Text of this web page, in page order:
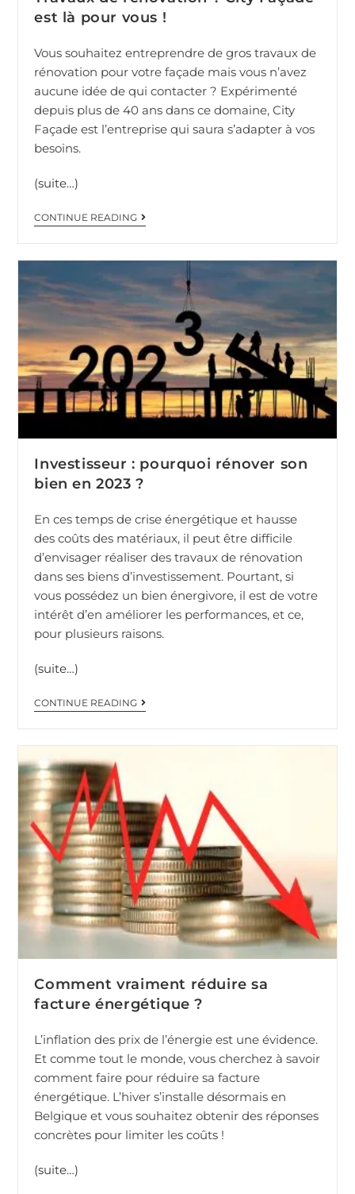
est là pour vous !
Vous souhaitez entreprendre de gros travaux de
rénovation pour votre façade mais vous n’avez
aucune idée de qui contacter ? Expérimenté
depuis plus de 40 ans dans ce domaine, City
Façade est l’entreprise qui saura s’adapter à vos
besoins.
(suite…)
CONTINUE READING
Investisseur : pourquoi rénover son
bien en 2023 ?
En ces temps de crise énergétique et hausse
des coûts des matériaux, il peut être difficile
d’envisager réaliser des travaux de rénovation
dans ses biens d’investissement. Pourtant, si
vous possédez un bien énergivore, il est de votre
intérêt d’en améliorer les performances, et ce,
pour plusieurs raisons.
(suite…)
CONTINUE READING
Comment vraiment réduire sa
facture énergétique ?
L’inflation des prix de l’énergie est une évidence.
Et comme tout le monde, vous cherchez à savoir
comment faire pour réduire sa facture
énergétique. L’hiver s’installe désormais en
Belgique et vous souhaitez obtenir des réponses
concrètes pour limiter les coûts !
(suite…)